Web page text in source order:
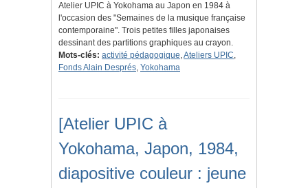
Atelier UPIC à Yokohama au Japon en 1984 à
l'occasion des "Semaines de la musique française
contemporaine". Trois petites filles japonaises
dessinant des partitions graphiques au crayon.
Mots-clés: activité pédagogique,Ateliers UPIC,
Fonds Alain Després, Yokohama
[Atelier UPIC à
Yokohama, Japon, 1984,
diapositive couleur : jeune